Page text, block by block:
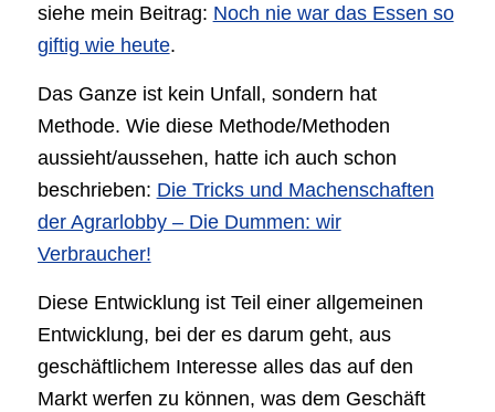
siehe mein Beitrag: Noch nie war das Essen so
giftig wie heute.
Das Ganze ist kein Unfall, sondern hat
Methode. Wie diese Methode/Methoden
aussieht/aussehen, hatte ich auch schon
beschrieben: Die Tricks und Machenschaften
der Agrarlobby – Die Dummen: wir
Verbraucher!
Diese Entwicklung ist Teil einer allgemeinen
Entwicklung, bei der es darum geht, aus
geschäftlichem Interesse alles das auf den
Markt werfen zu können, was dem Geschäft